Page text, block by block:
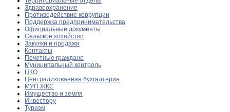
Здравоохранение
Противодействие коррупции
Поддержка предпринимательства
Официальные документы
Сельское хозяйство
Закупки и продажи
Контакты
Почетные граждане
Муниципальный контроль
ЦКО
Централизованная бухгалтерия
МУП ЖКС
Имущество и земля
Инвестору
Туризм